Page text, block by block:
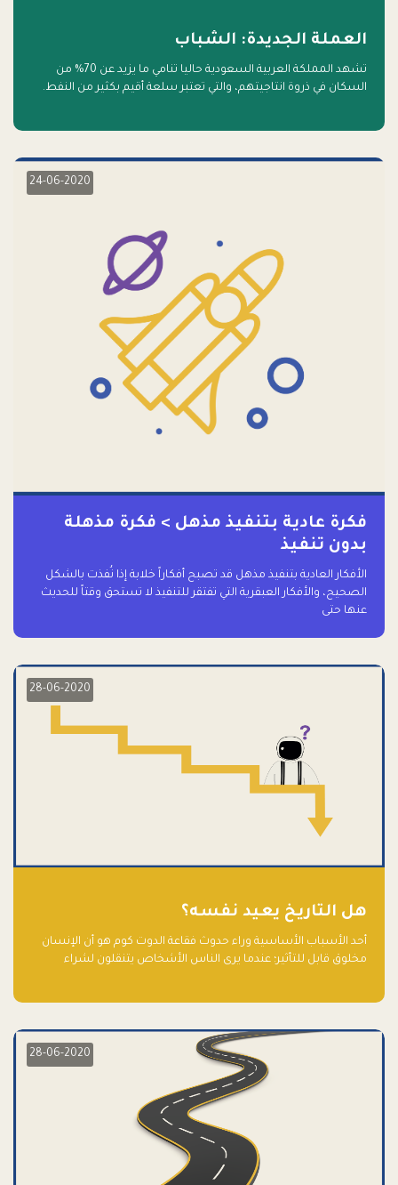
العملة الجديدة: الشباب
تشهد المملكة العربية السعودية حاليا تنامي ما يزيد عن 70% من
السكان في ذروة انتاجيتهم، والتي تعتبر سلعة أقيم بكثير من النفط.
24-06-2020
فكرة عادية بتنفيذ مذهل > فكرة مذهلة
بدون تنفيذ
الأفكار العادية بتنفيذ مذهل قد تصبح أفكاراً خلابة إذا نُفذت بالشكل
الصحيح، والأفكار العبقرية التي تفتقر للتنفيذ لا تستحق وقتاً للحديث
عنها حتى
28-06-2020
هل التاريخ يعيد نفسه؟
أحد الأسباب الأساسية وراء حدوث فقاعة الدوت كوم هو أن الإنسان
مخلوق قابل للتأثير؛ عندما يرى الناس الأشخاص يتنقلون لشراء
28-06-2020